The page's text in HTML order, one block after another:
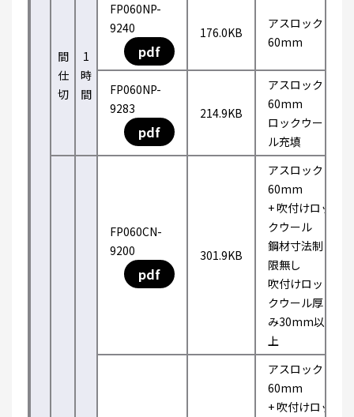
間
仕
切
1
時
間
FP060NP-
9240
pdf
176.0KB
アスロック
60mm
FP060NP-
9283
pdf
214.9KB
アスロック
60mm
ロックウー
ル充填
FP060CN-
9200
pdf
301.9KB
アスロック
60mm
+ 吹付けロッ
クウール
鋼材寸法制
限無し
吹付けロッ
クウール厚
み30mm以
上
アスロック
60mm
+ 吹付けロッ